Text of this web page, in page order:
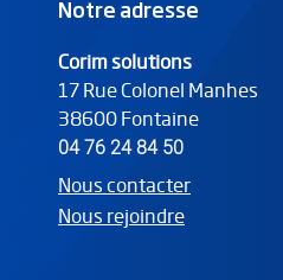
Notre adresse
Corim solutions
17 Rue Colonel Manhes
38600Fontaine
04 76 24 84 50
Nous contacter
Nous rejoindre